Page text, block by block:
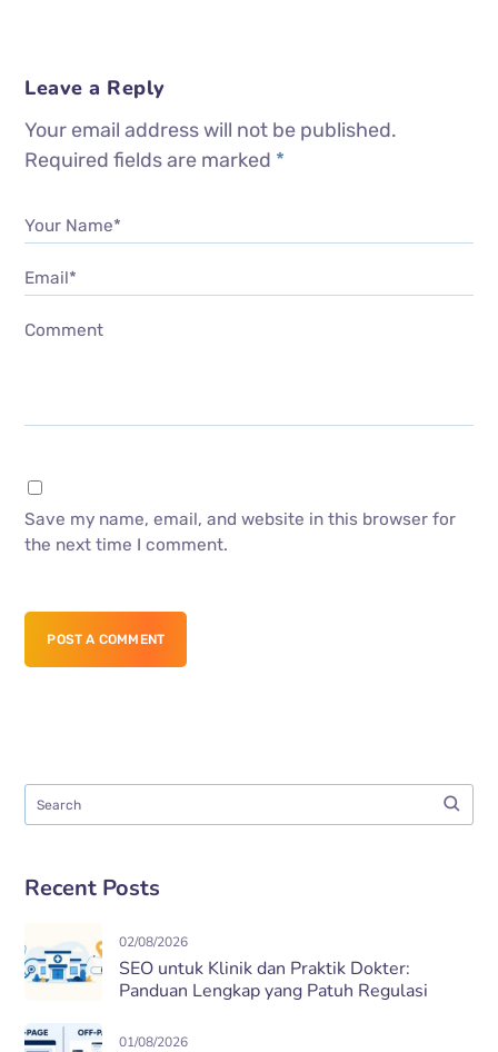
Leave a Reply
Your email address will not be published.
Required fields are marked *
Your Name*
Email*
Comment
Save my name, email, and website in this browser for
the next time I comment.
POST A COMMENT
Recent Posts
02/08/2026
SEO untuk Klinik dan Praktik Dokter:
Panduan Lengkap yang Patuh Regulasi
01/08/2026